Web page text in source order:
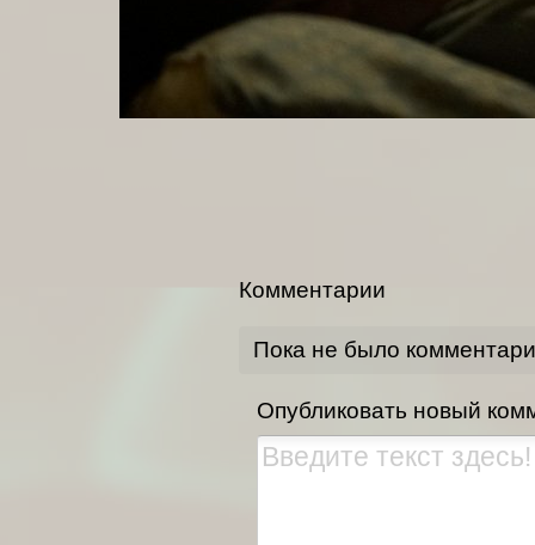
Комментарии
Пока не было
Опубликовать новый